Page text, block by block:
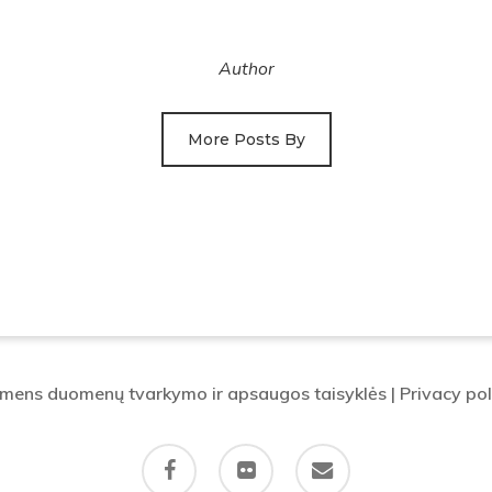
Author
More Posts By
duomenų tvarkymo ir apsaugos taisyklės | Privacy
facebook flickr email